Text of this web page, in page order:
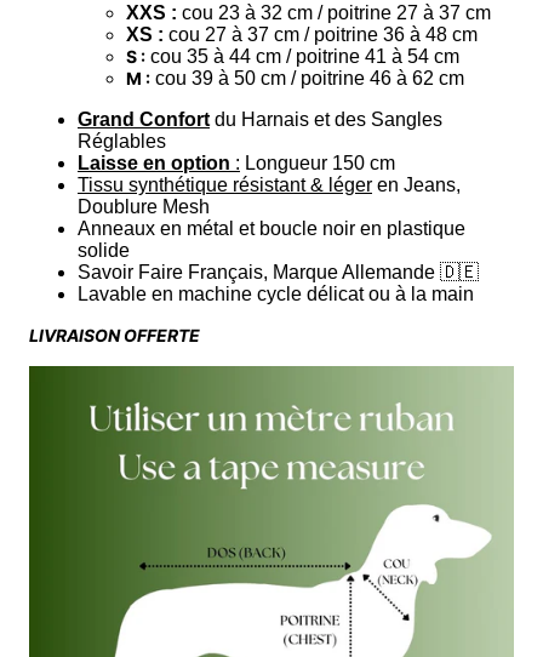
XXS : cou 23 à 32 cm / poitrine 27 à 37 cm
XS : cou 27 à 37 cm / poitrine 36 à 48 cm
S : cou 35 à 44 cm / poitrine 41 à 54 cm
M : cou 39 à 50 cm / poitrine 46 à 62 cm
Grand Confort du Harnais et des Sangles
Réglables
Laisse en option : Longueur 150 cm
Tissu synthétique résistant & léger en Jeans,
Doublure Mesh
Anneaux en métal et boucle noir en plastique
solide
Savoir Faire Français, Marque Allemande 🇩🇪
Lavable en machine cycle délicat ou à la main
LIVRAISON OFFERTE